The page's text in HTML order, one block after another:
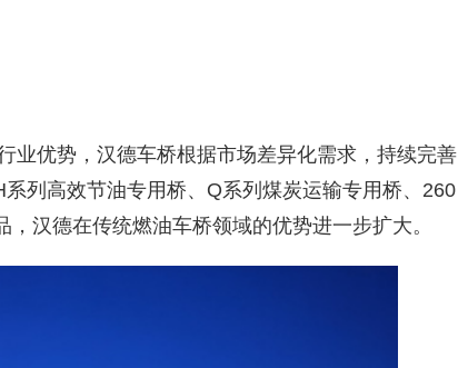
业优势，汉德车桥根据市场差异化需求，持续完善
列高效节油专用桥、Q系列煤炭运输专用桥、260
，汉德在传统燃油车桥领域的优势进一步扩大。